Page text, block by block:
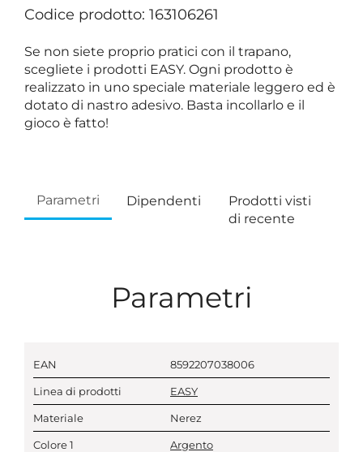
Codice prodotto: 163106261
Se non siete proprio pratici con il trapano,
scegliete i prodotti EASY. Ogni prodotto è
realizzato in uno speciale materiale leggero ed è
dotato di nastro adesivo. Basta incollarlo e il
gioco è fatto!
Parametri Dipendenti
Prodotti visti
di recente
Parametri
EAN 8592207038006
Linea di prodotti EASY
Materiale Nerez
Colore 1 Argento